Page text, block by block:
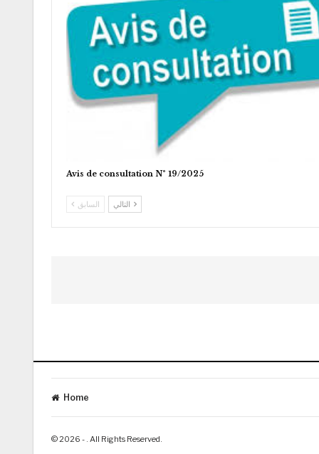
Avis de consultation N° 19/2025
السابق
Home
© 2026 - . All Rights Reserved.